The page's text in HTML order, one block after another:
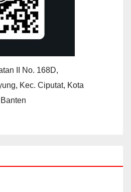
II No. 168D,
Kec. Ciputat, Kota